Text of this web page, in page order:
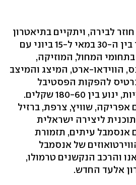
פסטיבל ישראל ה-58 חוזר לבירה, ויתקיים בתיאטרון
ירושלים וברחבי העיר בין ה-30 במאי ל-15 ביוני עם
המחול, המוזיקה,
הווידאו-ארט, המיצג והמיצב
להפקות הפסטיבל
הבינלאומיות והמקומיות, ינוע בין 180-60 שקלים.
אפריקה, שוויץ, צרפת, ברזיל
ליצירה ישראלית
אנסמבל עיתים, תזמורת
של אנסמבל
והרכב הנקשנים טרמולו,
אלעד החדש.